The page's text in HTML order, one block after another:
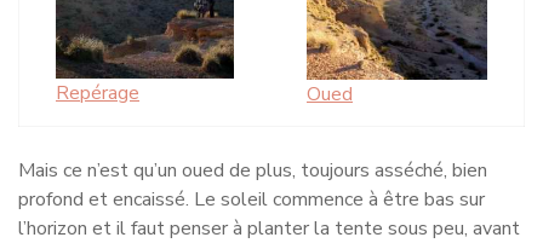
Repérage Oued
Mais ce n’est qu’un oued de plus, toujours asséché, bien
profond et encaissé. Le soleil commence à être bas sur
l’horizon et il faut penser à planter la tente sous peu, avant